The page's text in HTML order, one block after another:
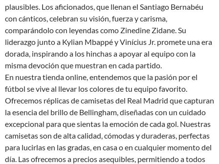
plausibles. Los aficionados, que llenan el Santiago Bernabéu
con cánticos, celebran su visión, fuerza y carisma,
comparándolo con leyendas como Zinedine Zidane. Su
liderazgo junto a Kylian Mbappé y Vinícius Jr. promete una era
dorada, inspirando a los hinchas a apoyar al equipo con la
misma devoción que muestran en cada partido.
En nuestra tienda online, entendemos que la pasión por el
fútbol se vive al llevar los colores de tu equipo favorito.
Ofrecemos réplicas de camisetas del Real Madrid que capturan
la esencia del brillo de Bellingham, diseñadas con un cuidado
excepcional para que sientas la emoción de cada gol. Nuestras
camisetas son de alta calidad, cómodas y duraderas, perfectas
para lucirlas en las gradas, en casa o en cualquier momento del
día. Las ofrecemos a precios asequibles, permitiendo a todos